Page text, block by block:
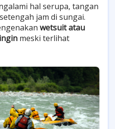
hal serupa, tangan
jam di sungai.
wetsuit atau
meski terlihat